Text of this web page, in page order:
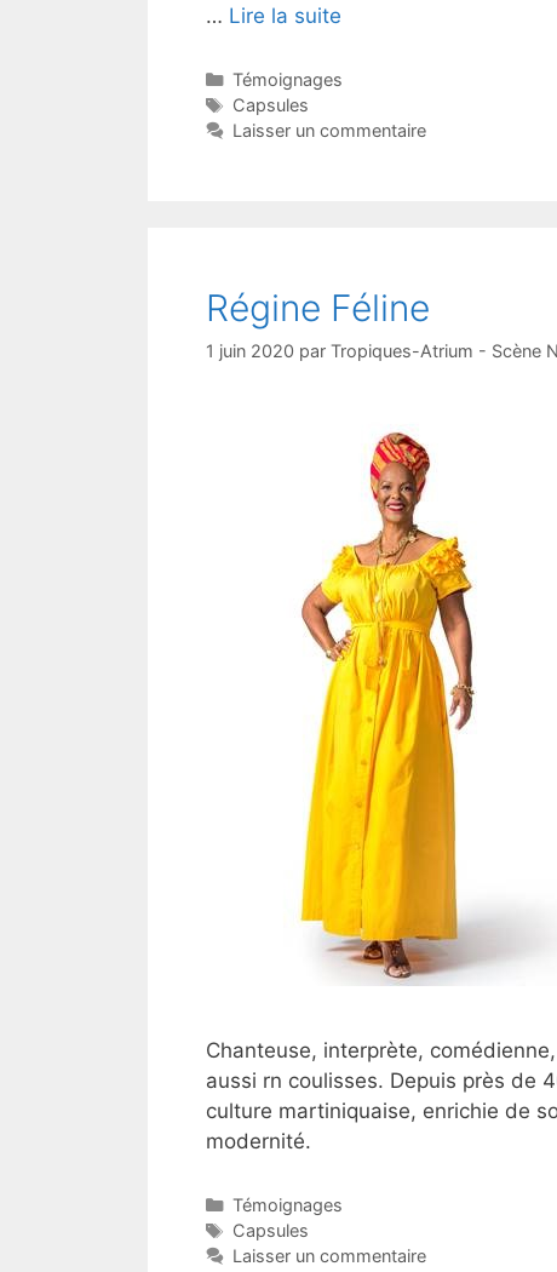
… Lire la suite
Catégories
Témoignages
Étiquettes
Capsules
Laisser un commentaire
Régine Féline
1 juin 2020 par Tropiques-Atrium - Scène
Chanteuse, interprète,
aussi rn coulisses. Depuis près de
culture martiniquaise, enrichie de
modernité.
Catégories
Témoignages
Étiquettes
Capsules
Laisser un commentaire